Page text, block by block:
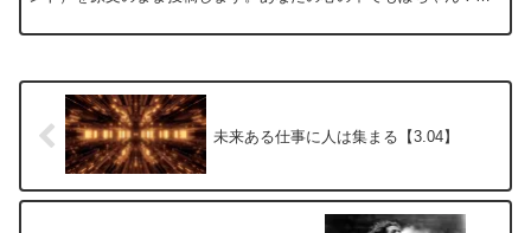
未来ある仕事に人は集まる【3.04】